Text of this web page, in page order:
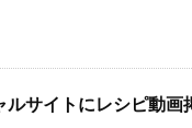
サイトにレシピ動画